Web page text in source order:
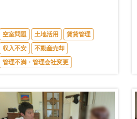
空室問題 土地活用
賃貸管理
収入不安
不動産売却
管理不満・管理会社変更